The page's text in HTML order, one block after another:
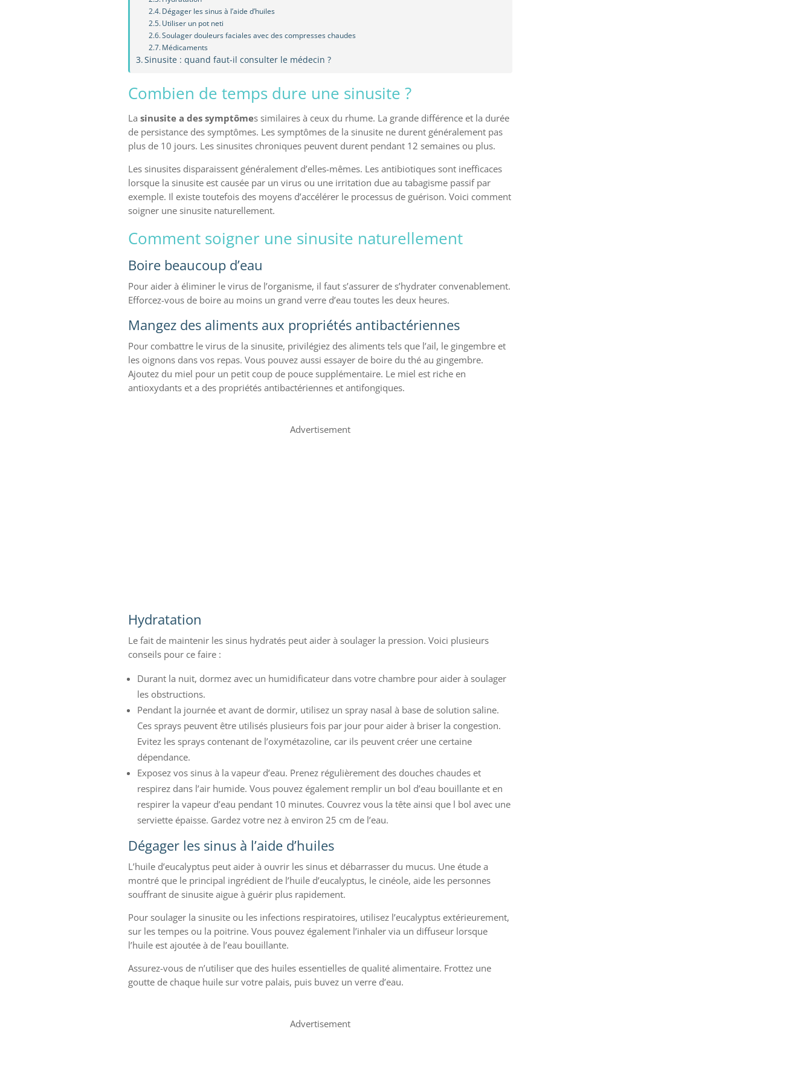
Dégager les sinus à l’aide d’huiles
Utiliser un pot neti
Soulager douleurs faciales avec des compresses chaudes
Médicaments
Sinusite : quand faut-il consulter le médecin ?
Combien de temps dure une sinusite ?
La sinusite a des symptômes similaires à ceux du rhume. La grande différence et la durée
de persistance des symptômes. Les symptômes de la sinusite ne durent généralement pas
plus de 10 jours. Les sinusites chroniques peuvent durent pendant 12 semaines ou plus.
Les sinusites disparaissent généralement d’elles-mêmes. Les antibiotiques sont inefficaces
lorsque la sinusite est causée par un virus ou une irritation due au tabagisme passif par
exemple. Il existe toutefois des moyens d’accélérer le processus de guérison. Voici comment
soigner une sinusite naturellement.
Comment soigner une sinusite naturellement
Boire beaucoup d’eau
Pour aider à éliminer le virus de l’organisme, il faut s’assurer de s’hydrater convenablement.
Efforcez-vous de boire au moins un grand verre d’eau toutes les deux heures.
Mangez des aliments aux propriétés antibactériennes
Pour combattre le virus de la sinusite, privilégiez des aliments tels que l’ail, le gingembre et
les oignons dans vos repas. Vous pouvez aussi essayer de boire du thé au gingembre.
Ajoutez du miel pour un petit coup de pouce supplémentaire. Le miel est riche en
antioxydants et a des propriétés antibactériennes et antifongiques.
Advertisement
Hydratation
Le fait de maintenir les sinus hydratés peut aider à soulager la pression. Voici plusieurs
conseils pour ce faire :
Durant la nuit, dormez avec un humidificateur dans votre chambre pour aider à soulager
les obstructions.
Pendant la journée et avant de dormir, utilisez un spray nasal à base de solution saline.
Ces sprays peuvent être utilisés plusieurs fois par jour pour aider à briser la congestion.
Evitez les sprays contenant de l’oxymétazoline, car ils peuvent créer une certaine
dépendance.
Exposez vos sinus à la vapeur d’eau. Prenez régulièrement des douches chaudes et
respirez dans l’air humide. Vous pouvez également remplir un bol d’eau bouillante et en
respirer la vapeur d’eau pendant 10 minutes. Couvrez vous la tête ainsi que l bol avec une
serviette épaisse. Gardez votre nez à environ 25 cm de l’eau.
Dégager les sinus à l’aide d’huiles
L’huile d’eucalyptus peut aider à ouvrir les sinus et débarrasser du mucus. Une étude a
montré que le principal ingrédient de l’huile d’eucalyptus, le cinéole, aide les personnes
souffrant de sinusite aigue à guérir plus rapidement.
Pour soulager la sinusite ou les infections respiratoires, utilisez l’eucalyptus extérieurement,
sur les tempes ou la poitrine. Vous pouvez également l’inhaler via un diffuseur lorsque
l’huile est ajoutée à de l’eau bouillante.
Assurez-vous de n’utiliser que des huiles essentielles de qualité alimentaire. Frottez une
goutte de chaque huile sur votre palais, puis buvez un verre d’eau.
Advertisement